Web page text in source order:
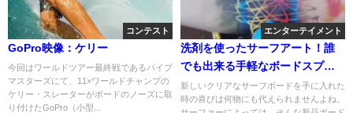
コンテスト
GoPro映像：ケリー
今回はワールドツアー最終戦であるパイプ
マスターズにて、11×ワールドチャンプの
ケリー・スレーターがボードのノーズに取
り付けたGoPro（小型...
エンターテイメント
洗剤を使ったサーフアート！誰
でも出来る手軽なボードスプレ
ー紹介動画
新しいクリアなサーフボードを手に入れた
時の喜びは何物にも代えられませんよね。